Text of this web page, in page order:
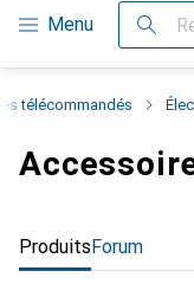
Navigation par
Menu
télécommandés
ProduitsForum